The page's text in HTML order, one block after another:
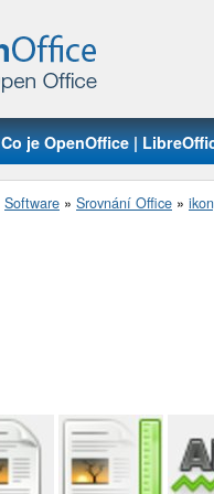
Co je OpenOffice |
Software » Srovnání Office »